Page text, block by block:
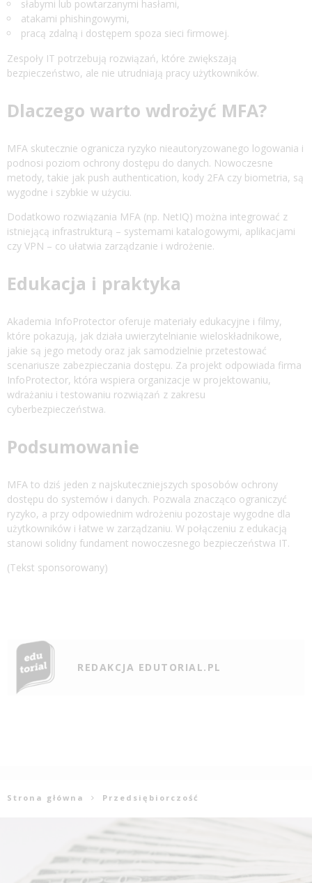
słabymi lub powtarzanymi hasłami,
atakami phishingowymi,
pracą zdalną i dostępem spoza sieci firmowej.
Zespoły IT potrzebują rozwiązań, które zwiększają
bezpieczeństwo, ale nie utrudniają pracy użytkowników.
Dlaczego warto wdrożyć MFA?
MFA skutecznie ogranicza ryzyko nieautoryzowanego logowania i
podnosi poziom ochrony dostępu do danych. Nowoczesne
metody, takie jak push authentication, kody 2FA czy biometria, są
wygodne i szybkie w użyciu.
Dodatkowo rozwiązania MFA (np. NetIQ) można integrować z
istniejącą infrastrukturą – systemami katalogowymi, aplikacjami
czy VPN – co ułatwia zarządzanie i wdrożenie.
Edukacja i praktyka
Akademia InfoProtector oferuje materiały edukacyjne i filmy,
które pokazują, jak działa uwierzytelnianie wieloskładnikowe,
jakie są jego metody oraz jak samodzielnie przetestować
scenariusze zabezpieczania dostępu. Za projekt odpowiada firma
InfoProtector, która wspiera organizacje w projektowaniu,
wdrażaniu i testowaniu rozwiązań z zakresu
cyberbezpieczeństwa.
Podsumowanie
MFA to dziś jeden z najskuteczniejszych sposobów ochrony
dostępu do systemów i danych. Pozwala znacząco ograniczyć
ryzyko, a przy odpowiednim wdrożeniu pozostaje wygodne dla
użytkowników i łatwe w zarządzaniu. W połączeniu z edukacją
stanowi solidny fundament nowoczesnego bezpieczeństwa IT.
(Tekst sponsorowany)
REDAKCJA EDUTORIAL.PL
Strona główna Przedsiębiorczość